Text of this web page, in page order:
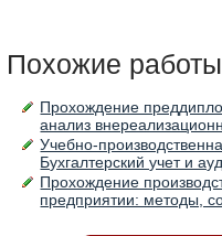
Похожие
Прохождение
анализ
Учебно-
Бухгалтерский учет и
Прохождение
предприятии: методы,